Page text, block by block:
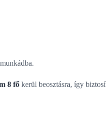
8 fő kerül beosztásra, így